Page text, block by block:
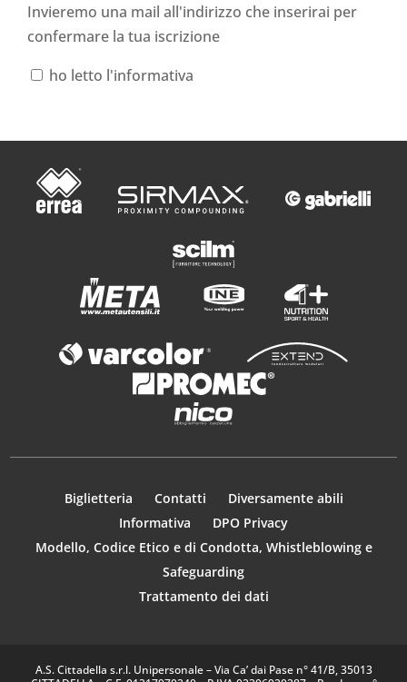
Invieremo una mail all'indirizzo che inserirai per
confermare la tua iscrizione
ho letto l'informativa
Biglietteria Contatti
Diversamente abili
Informativa
DPO Privacy
Modello, Codice Etico e di Condotta, Whistleblowing e
Safeguarding
Trattamento dei dati
A.S. Cittadella s.r.l. Unipersonale – Via Ca’ dai Pase n° 41/B, 35013